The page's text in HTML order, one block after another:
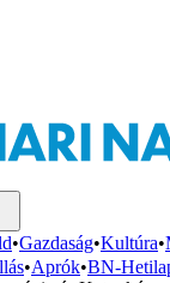
•Gazdaság•Kultúra•
•Aprók•BN-